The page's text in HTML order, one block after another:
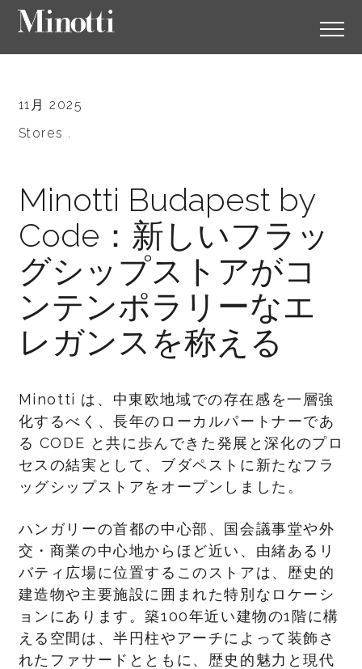
11月 2025
Stores .
Minotti Budapest by
Code：新しいフラッ
グシップストアがコ
ンテンポラリーなエ
レガンスを称える
Minotti は、中東欧地域での存在感を一層強
化するべく、長年のローカルパートナーであ
る CODE と共に歩んできた発展と深化のプロ
セスの結実として、ブダペストに新たなフラ
ッグシップストアをオープンしました。
ハンガリーの首都の中心部、国会議事堂や外
交・商業の中心地からほど近い、由緒あるリ
バティ広場に位置するこのストアは、歴史的
建造物や主要施設に囲まれた特別なロケーシ
ョンにあります。築100年近い建物の1階に構
える空間は、半円柱やアーチによって装飾さ
れたファサードとともに、歴史的魅力と現代